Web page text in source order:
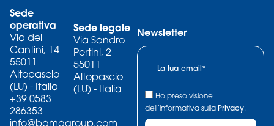
Sede
operativa
Via dei
Cantini, 14
55011
Altopascio
(LU) - Italia
+39 0583
286353
info@bamagroup.com
Sede legale
Via Sandro
Pertini, 2
55011
Altopascio
(LU) - Italia
Newsletter
Ho preso visione
dell’informativa sulla Privacy.